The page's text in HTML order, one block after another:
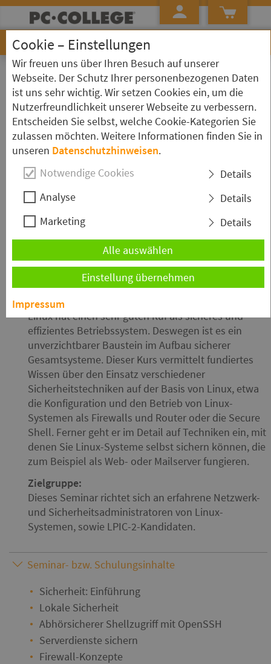
Startseite»Kursübersicht»Linux»Kurs Detailseite
Linux - SECU - Linux Sicherheit
Kurzbeschreibung
Dieser Linux Kurs vermittelt fundiertes Wissen über
den Einsatz verschiedener Sicherheitstechniken auf
der Basis von Linux, etwa die Konfiguration und den
Betrieb von Linux-Systemen als Firewalls und
Router oder die Secure Shell.
Kursinfokursl10
Linux hat einen sehr guten Ruf als sicheres und
effizientes Betriebssystem. Deswegen ist es ein
unverzichtbarer Baustein im Aufbau sicherer
Gesamtsysteme. Dieser Kurs vermittelt fundiertes
Wissen über den Einsatz verschiedener
Sicherheitstechniken auf der Basis von Linux, etwa
die Konfiguration und den Betrieb von Linux-
Systemen als Firewalls und Router oder die Secure
Shell. Ferner geht er im Detail auf Techniken ein, mit
denen Sie Linux-Systeme selbst sichern können, die
zum Beispiel als Web- oder Mailserver fungieren.
Zielgruppe:
Dieses Seminar richtet sich an erfahrene Netzwerk-
und Sicherheitsadministratoren von Linux-
Systemen, sowie LPIC-2-Kandidaten.
Seminar- bzw. Schulungsinhalte
Sicherheit: Einführung
Lokale Sicherheit
Abhörsicherer Shellzugriff mit OpenSSH
Serverdienste sichern
Firewall-Konzepte
Cookie – Einstellungen
Wir freuen uns über Ihren Besuch auf unserer
Webseite. Der Schutz Ihrer personenbezogenen Daten
ist uns sehr wichtig. Wir setzen Cookies ein, um die
Nutzerfreundlichkeit unserer Webseite zu verbessern.
Entscheiden Sie selbst, welche Cookie-Kategorien Sie
zulassen möchten. Weitere Informationen finden Sie in
unseren Datenschutzhinweisen.
Notwendige Cookies
Details
Analyse
Details
Marketing
Details
Alle auswählen
Einstellung übernehmen
Impressum